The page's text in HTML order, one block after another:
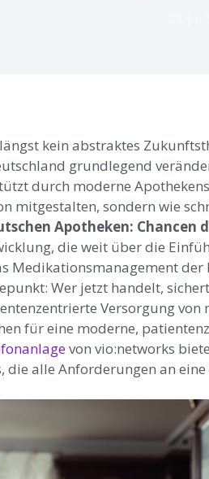
kein abstraktes
grundlegend
durch moderne
mitgestalten, sondern wie
Apotheken: Chancen
die weit über die
Medikationsmanagementder
Wer jetzt handelt,
Versorgung
für eine moderne,
von vio:networks
die alle Anforderungen an